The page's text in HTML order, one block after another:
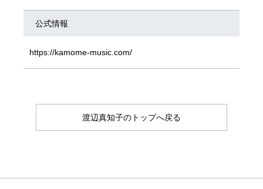
公式情報
https://kamome-music.com/
渡辺真知子のトップへ戻る